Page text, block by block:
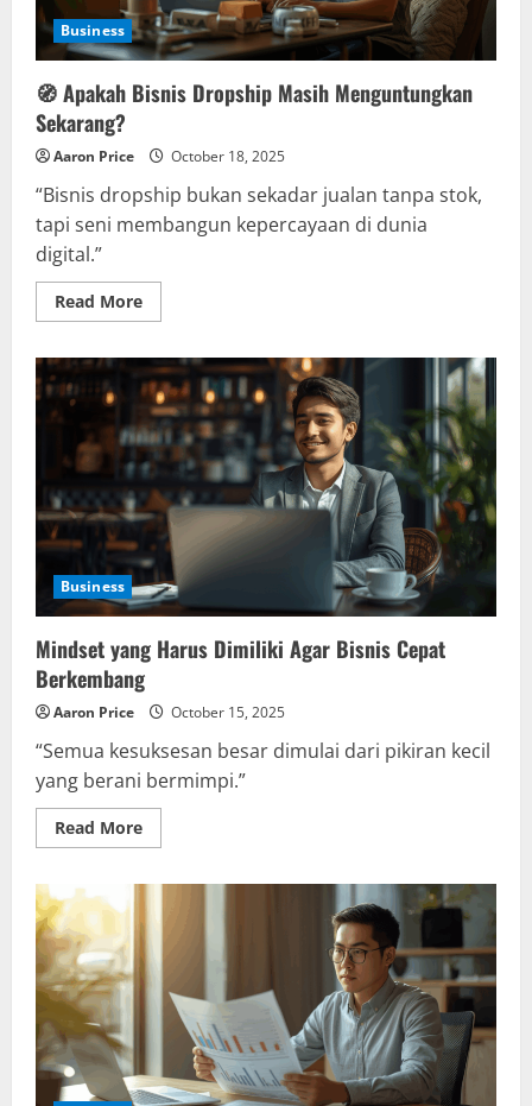
Business
🧭 Apakah Bisnis Dropship Masih Menguntungkan
Sekarang?
Aaron Price October 18, 2025
“Bisnis dropship bukan sekadar jualan tanpa stok,
tapi seni membangun kepercayaan di dunia
digital.”
Read MoreRead
more
Apakah
Bisnis
Dropship
Masih
Menguntungkan
Sekarang?
Business
Mindset yang Harus Dimiliki Agar Bisnis Cepat
Berkembang
Aaron Price October 15, 2025
“Semua kesuksesan besar dimulai dari pikiran kecil
yang berani bermimpi.”
Read MoreRead
more
Dimiliki
Bisnis
Cepat
Berkembang